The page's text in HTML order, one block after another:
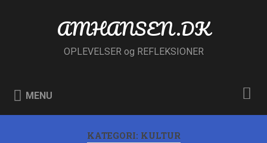
AMHANSEN.DK
OPLEVELSER og REFLEKSIONER
MENU
KATEGORI: KULTUR